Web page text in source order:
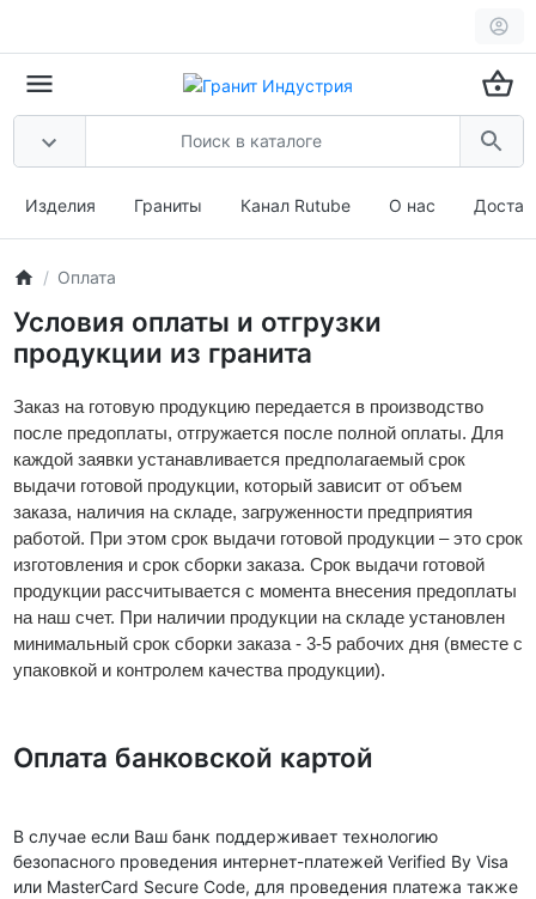
Изделия Граниты Канал Rutube О нас
Оплата
Условия оплаты и отгрузки
продукции из гранита
Заказ на готовую продукцию передается в производство
после предоплаты, отгружается после полной оплаты. Для
каждой заявки устанавливается предполагаемый срок
выдачи готовой продукции, который зависит от объем
заказа, наличия на складе, загруженности предприятия
работой. При этом срок выдачи готовой продукции – это срок
изготовления и срок сборки заказа. Срок выдачи готовой
продукции рассчитывается с момента внесения предоплаты
на наш счет. При наличии продукции на складе установлен
минимальный срок сборки заказа - 3-5 рабочих дня (вместе с
упаковкой и контролем качества продукции).
Оплата банковской картой
В случае если Ваш банк поддерживает технологию
безопасного проведения интернет-платежей Verified By Visa
или MasterCard Secure Code, для проведения платежа также